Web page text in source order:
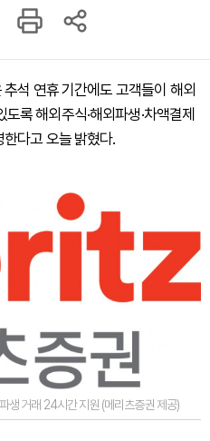
석 연휴 기간에도 고객들이 해외
록 해외주식·해외파생·차액결제
다고 오늘 밝혔다.
생 거래 24시간 지원 (메리츠증권 제공)